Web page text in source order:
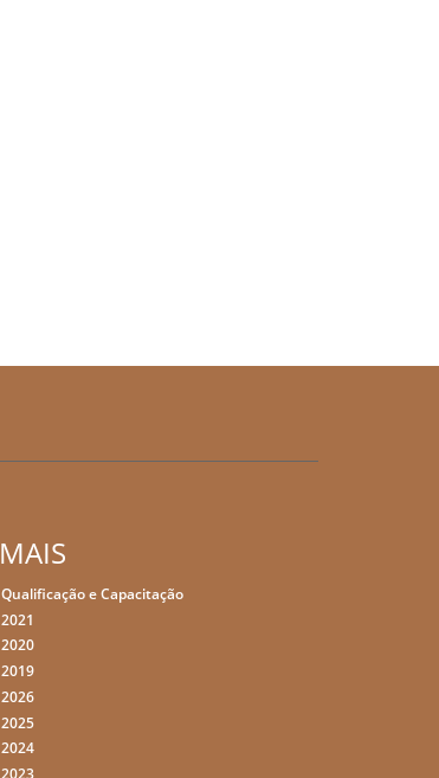
MAIS
Qualificação e Capacitação
2021
2020
2019
2026
2025
2024